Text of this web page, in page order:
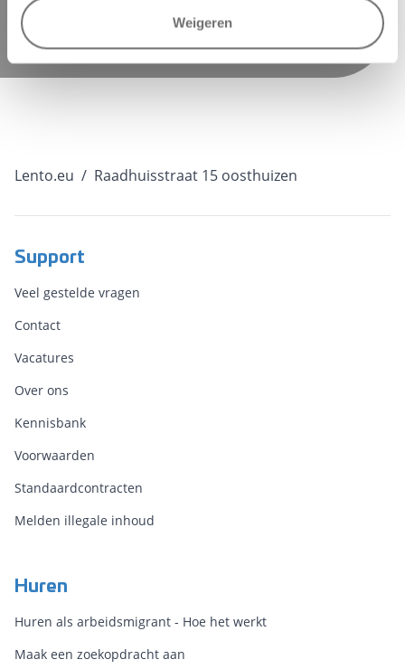
Weigeren
"27053456", formId: "2b5f45e3-2cff-474b-bcde-
Lento.eu / Raadhuisstraat 15 oosthuizen
Support
Veel gestelde vragen
Contact
Vacatures
Over ons
Kennisbank
Voorwaarden
Standaardcontracten
Melden illegale inhoud
Huren
Huren als arbeidsmigrant - Hoe het werkt
Maak een zoekopdracht aan